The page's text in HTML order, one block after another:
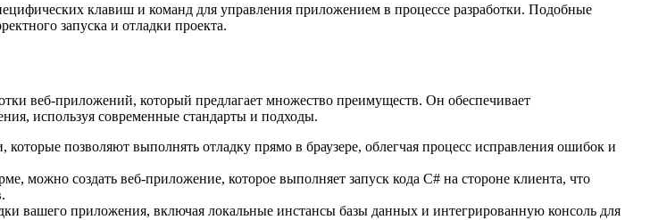
клавиш и команд для управления приложением в процессе разработки. Подобные
запуска и отладки проекта.
веб-приложений, который предлагает множество преимуществ. Он обеспечивает
используя современные стандарты и подходы.
позволяют выполнять отладку прямо в браузере, облегчая процесс исправления ошибок и
можно создать веб-приложение, которое выполняет запуск кода C# на стороне клиента, что
вашего приложения, включая локальные инстансы базы данных и интегрированную консоль для